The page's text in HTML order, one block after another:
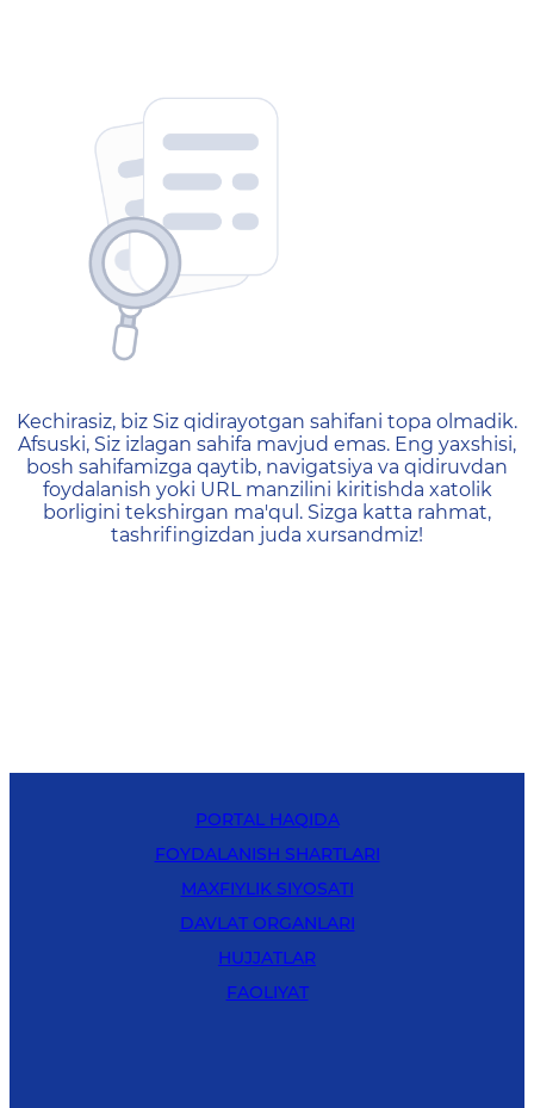
404 — Страница не
Kechirasiz, biz Siz qidirayotgan sahifani topa olmadik.
Afsuski, Siz izlagan sahifa mavjud emas. Eng yaxshisi,
bosh sahifamizga qaytib, navigatsiya va qidiruvdan
foydalanish yoki URL manzilini kiritishda xatolik
borligini tekshirgan ma'qul. Sizga katta rahmat,
tashrifingizdan juda xursandmiz!
PORTAL HAQIDA
FOYDALANISH SHARTLARI
MAXFIYLIK SIYOSATI
DAVLAT ORGANLARI
HUJJATLAR
FAOLIYAT